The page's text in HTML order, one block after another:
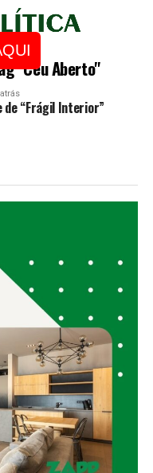
"Céu Aberto"
de “Frágil Interior”